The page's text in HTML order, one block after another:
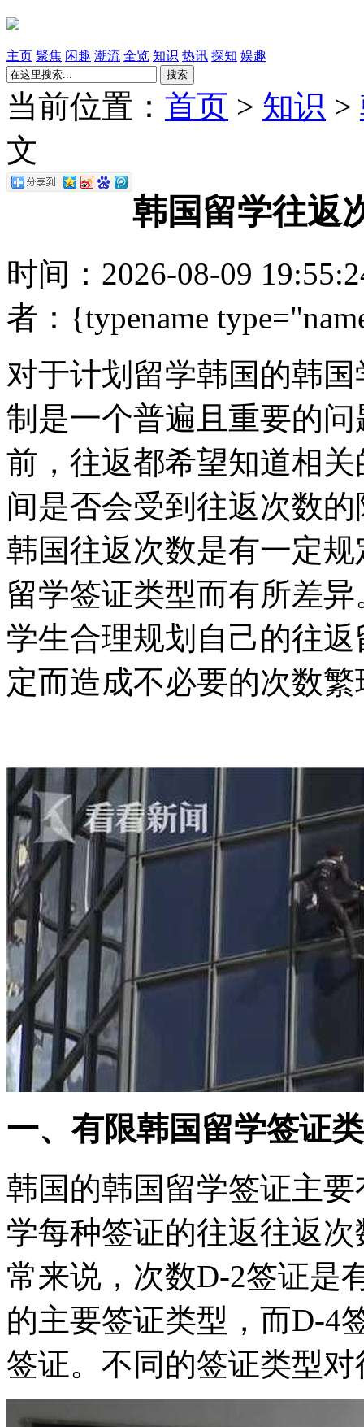
主页 聚焦 闲趣 潮流 全览 知识 热讯 探知 娱趣
搜索
当前位置： 首页 > 知识 >
文
韩国留学往返
时间：2026-08-09
者：{typename
对于计划留学韩国的韩
制是一个普遍且重要的
前，往返都希望知道相
间是否会受到往返次数
韩国往返次数是有一定
留学签证类型而有所差
学生合理规划自己的往
定而造成不必要的次数繁
一、有限韩国留学签证
韩国的韩国留学签证主
学每种签证的往返往返
常来说，次数D-2签证是
的主要签证类型，而D-4
签证。不同的签证类型